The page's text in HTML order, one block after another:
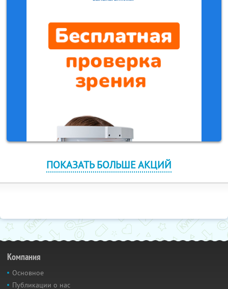
ПОКАЗАТЬ БОЛЬШЕ АКЦИЙ
Компания
Основное
Публикации о нас